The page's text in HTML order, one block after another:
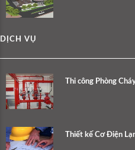
DỊCH VỤ
Thi công Phòng
Thiết kế Cơ Điện